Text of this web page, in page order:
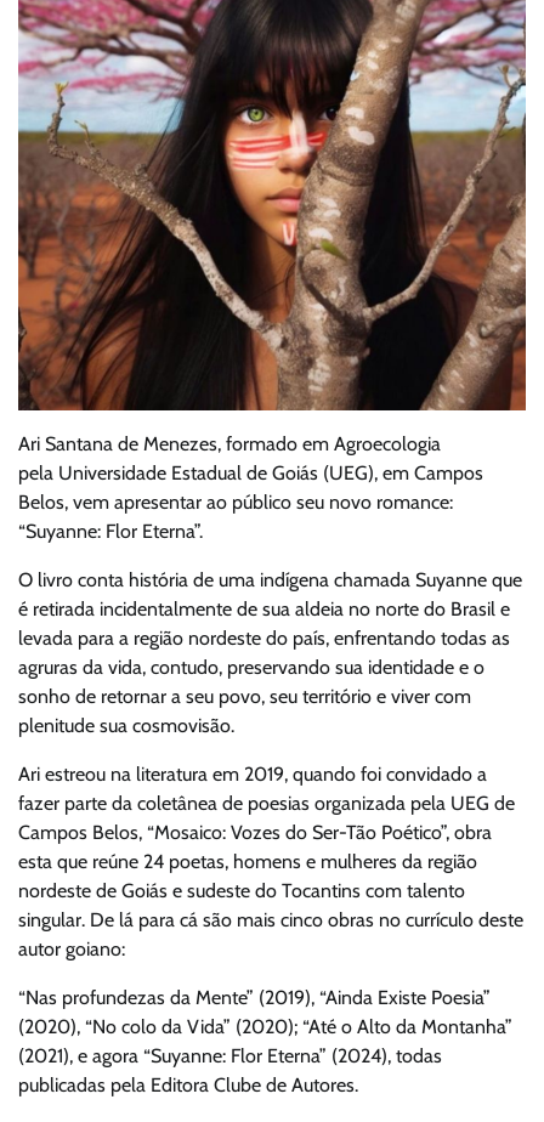
Ari Santana de Menezes, formado em Agroecologia
pela Universidade Estadual de Goiás (UEG), em Campos
Belos, vem apresentar ao público seu novo romance:
“Suyanne: Flor Eterna”.
O livro conta história de uma indígena chamada Suyanne que
é retirada incidentalmente de sua aldeia no norte do Brasil e
levada para a região nordeste do país, enfrentando todas as
agruras da vida, contudo, preservando sua identidade e o
sonho de retornar a seu povo, seu território e viver com
plenitude sua cosmovisão.
Ari estreou na literatura em 2019, quando foi convidado a
fazer parte da coletânea de poesias organizada pela UEG de
Campos Belos, “Mosaico: Vozes do Ser-Tão Poético”, obra
esta que reúne 24 poetas, homens e mulheres da região
nordeste de Goiás e sudeste do Tocantins com talento
singular. De lá para cá são mais cinco obras no currículo deste
autor goiano:
“Nas profundezas da Mente” (2019), “Ainda Existe Poesia”
(2020), “No colo da Vida” (2020); “Até o Alto da Montanha”
(2021), e agora “Suyanne: Flor Eterna” (2024), todas
publicadas pela Editora Clube de Autores.